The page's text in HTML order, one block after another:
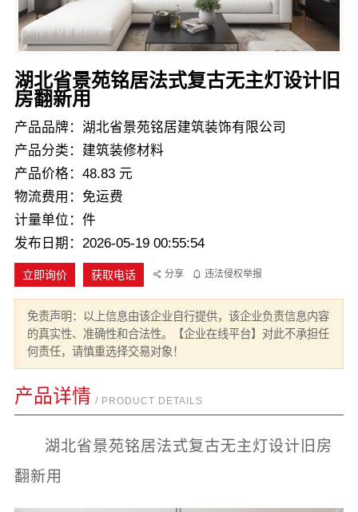
湖北省景苑铭居法式复古无主灯设计旧
房翻新用
产品品牌：湖北省景苑铭居建筑装饰有限公司
产品分类：建筑装修材料
产品价格：48.83 元
物流费用：免运费
计量单位：件
发布日期：2026-05-19 00:55:54
立即询价 获取电话 分享 违法侵权举报
免责声明：以上信息由该企业自行提供，该企业负责信息内容
的真实性、准确性和合法性。【企业在线平台】对此不承担任
何责任，请慎重选择交易对象！
产品详情 / PRODUCT DETAILS
湖北省景苑铭居法式复古无主灯设计旧房
翻新用